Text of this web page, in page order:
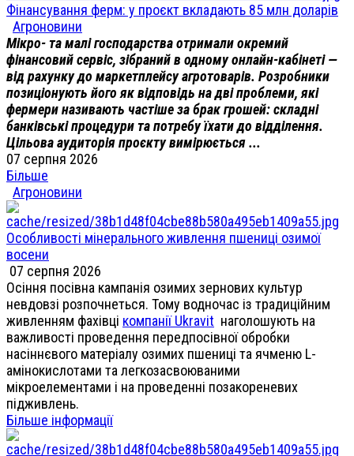
Фінансування ферм: у проєкт вкладають 85 млн доларів
Агроновини
Мікро- та малі господарства отримали окремий
фінансовий сервіс, зібраний в одному онлайн-кабінеті —
від рахунку до маркетплейсу агротоварів. Розробники
позиціонують його як відповідь на дві проблеми, які
фермери називають частіше за брак грошей: складні
банківські процедури та потребу їхати до відділення.
Цільова аудиторія проєкту вимірюється ...
07 серпня 2026
Більше
Агроновини
Особливості мінерального живлення пшениці озимої
восени
07 серпня 2026
Осіння посівна кампанія озимих зернових культур
невдовзі розпочнеться. Тому водночас із традиційним
живленням фахівці компанії Ukravit наголошують на
важливості проведення передпосівної обробки
насіннєвого матеріалу озимих пшениці та ячменю L-
амінокислотами та легкозасвоюваними
мікроелементами і на проведенні позакореневих
підживлень.
Більше інформації